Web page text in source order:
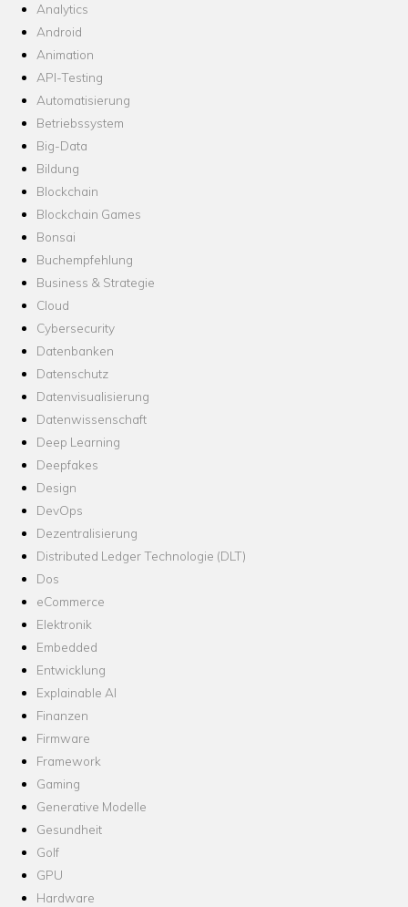
Analytics
Android
Animation
API-Testing
Automatisierung
Betriebssystem
Big-Data
Bildung
Blockchain
Blockchain Games
Bonsai
Buchempfehlung
Business & Strategie
Cloud
Cybersecurity
Datenbanken
Datenschutz
Datenvisualisierung
Datenwissenschaft
Deep Learning
Deepfakes
Design
DevOps
Dezentralisierung
Distributed Ledger Technologie (DLT)
Dos
eCommerce
Elektronik
Embedded
Entwicklung
Explainable AI
Finanzen
Firmware
Framework
Gaming
Generative Modelle
Gesundheit
Golf
GPU
Hardware